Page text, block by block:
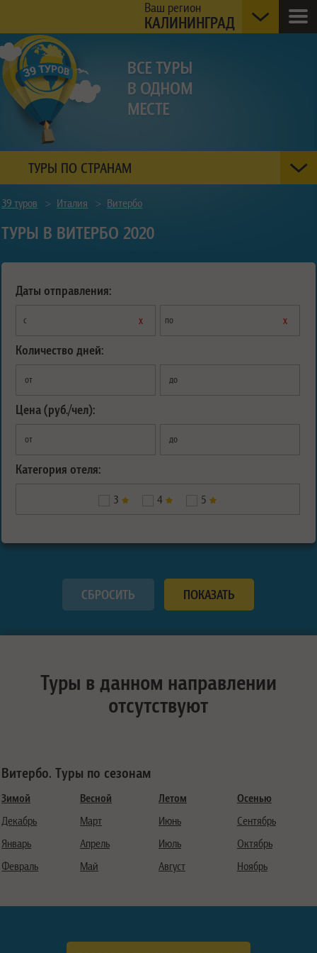
Ваш регион
КАЛИНИНГРАД
ТУРЫ ПО СТРАНАМ
39 туров > Италия > Витербо
ТУРЫ В ВИТЕРБО 2020
Даты отправления:
с х по х
Количество дней:
от до
Цена (руб./чел):
от до
Категория отеля:
3 4 5
Туры в данном направлении
отсутствуют
Витербо. Туры по сезонам
Зимой
Декабрь
Январь
Февраль
Весной
Март
Апрель
Май
Летом
Июнь
Июль
Август
Осенью
Сентябрь
Октябрь
Ноябрь